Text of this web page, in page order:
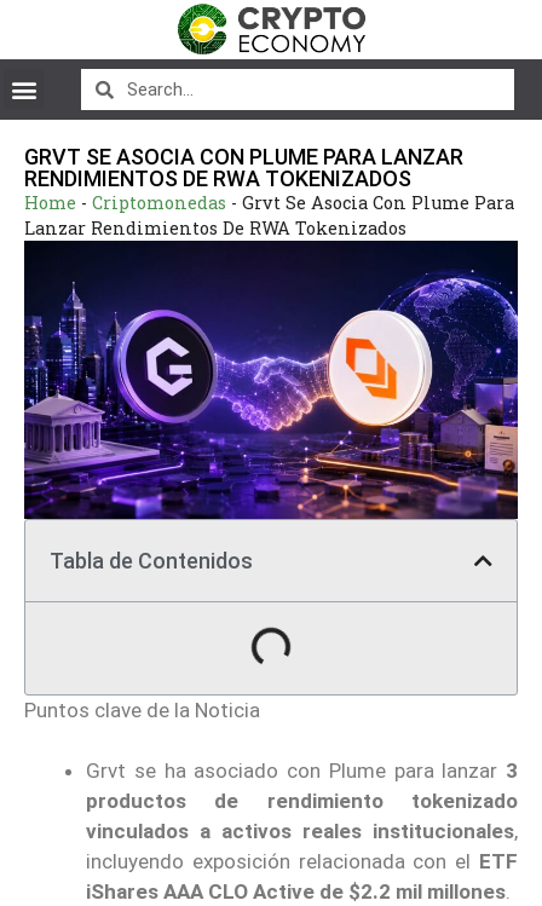
GRVT SE ASOCIA CON PLUME PARA LANZAR
RENDIMIENTOS DE RWA TOKENIZADOS
Home - Criptomonedas - Grvt Se Asocia Con Plume Para
Lanzar Rendimientos De RWA Tokenizados
Tabla de Contenidos
Puntos clave de la Noticia
Grvt se ha asociado con Plume para lanzar 3
productos de rendimiento tokenizado
vinculados a activos reales institucionales,
incluyendo exposición relacionada con el ETF
iShares AAA CLO Active de $2.2 mil millones.